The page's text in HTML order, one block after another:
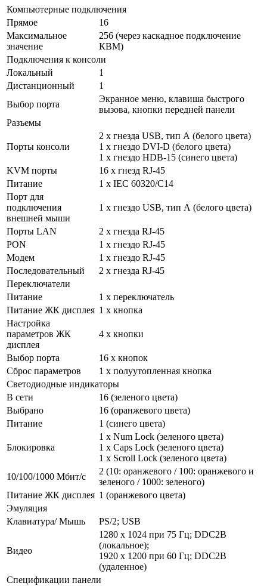
Компьютерные подключения
Прямое
16
Максимальное
значение
256 (через каскадное подключение
КВМ)
Подключения к консоли
Локальный
1
Дистанционный
1
Выбор порта
Экранное меню, клавиша быстрого
вызова, кнопки передней панели
Разъемы
Порты консоли
2 x гнезда USB, тип А (белого цвета)
1 x гнездо DVI-D (белого цвета)
1 x гнездо HDB-15 (синего цвета)
KVM порты
16 x гнезд RJ-45
Питание
1 x IEC 60320/C14
Порт для
подключения
внешней мыши
1 x гнездо USB, тип А (белого цвета)
Порты LAN
2 x гнезда RJ-45
PON
1 x гнездо RJ-45
Модем
1 x гнездо RJ-45
Последовательный
2 x гнезда RJ-45
Переключатели
Питание
1 x переключатель
Питание ЖК дисплея 1 x кнопка
Настройка
параметров ЖК
дисплея
4 x кнопки
Выбор порта
16 x кнопок
Сброс параметров
1 x полуутопленная кнопка
Светодиодные индикаторы
В сети
16 (зеленого цвета)
Выбрано
16 (оранжевого цвета)
Питание
1 (синего цвета)
Блокировка
1 x Num Lock (зеленого цвета)
1 x Caps Lock (зеленого цвета)
1 x Scroll Lock (зеленого цвета)
10/100/1000 Мбит/с
2 (10: оранжевого / 100: оранжевого и
зеленого / 1000: зеленого)
Питание ЖК дисплея 1 (оранжевого цвета)
Эмуляция
Клавиатура/ Мышь
PS/2; USB
Видео
1280 x 1024 при 75 Гц; DDC2B
(локальное);
1920 x 1200 при 60 Гц; DDC2B
(удаленное)
Спецификации панели